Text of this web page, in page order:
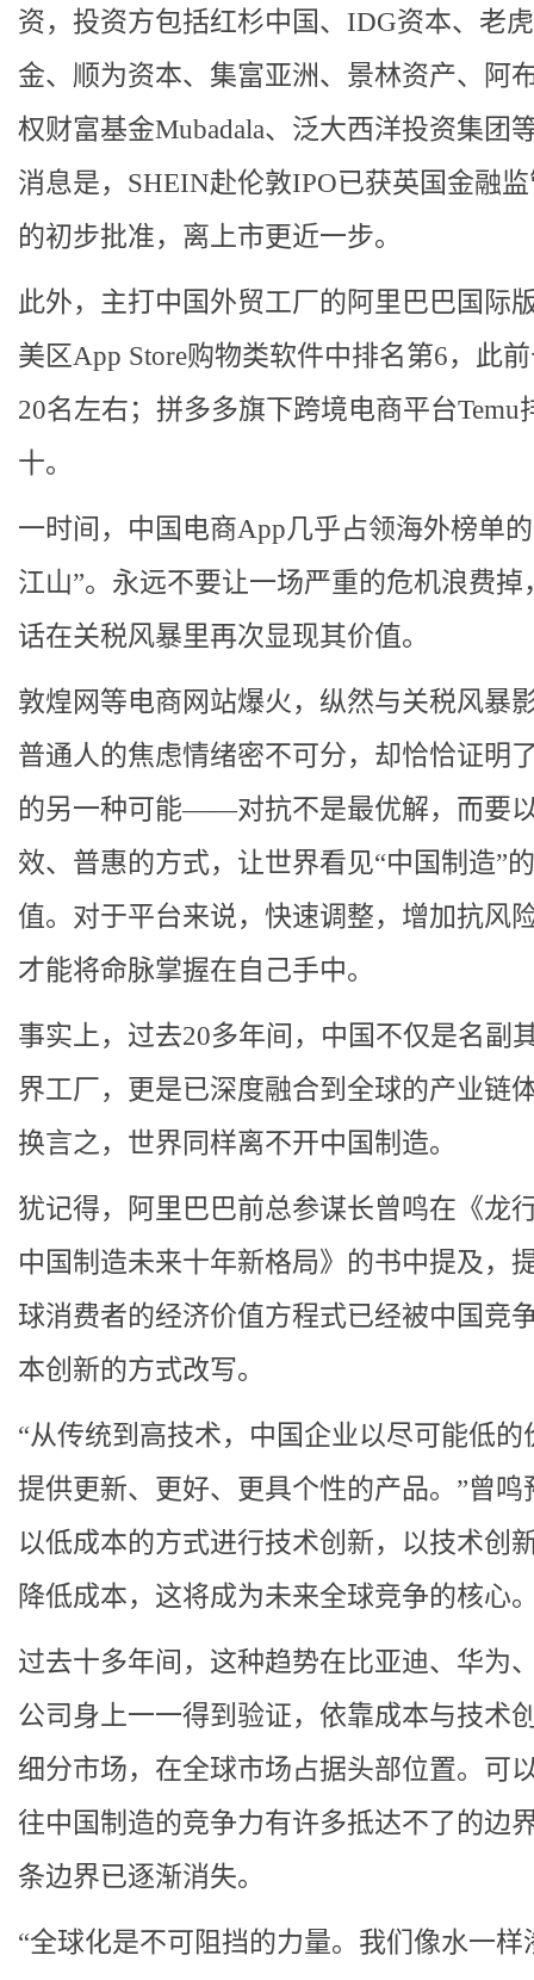
资，投资方包括红杉中国、IDG资本、老
金、顺为资本、集富亚洲、景林资产、阿
权财富基金Mubadala、泛大西洋投资集团
消息是，SHEIN赴伦敦IPO已获英国金融
的初步批准，离上市更近一步。
此外，主打中国外贸工厂的阿里巴巴国际
美区App Store购物类软件中排名第6，此
20名左右；拼多多旗下跨境电商平台Temu
十。
一时间，中国电商App几乎占领海外榜单
江山”。永远不要让一场严重的危机浪费掉
话在关税风暴里再次显现其价值。
敦煌网等电商网站爆火，纵然与关税风暴
普通人的焦虑情绪密不可分，却恰恰证明
的另一种可能——对抗不是最优解，而要
效、普惠的方式，让世界看见“中国制造”
值。对于平台来说，快速调整，增加抗风
才能将命脉掌握在自己手中。
事实上，过去20多年间，中国不仅是名副
界工厂，更是已深度融合到全球的产业链
换言之，世界同样离不开中国制造。
犹记得，阿里巴巴前总参谋长曾鸣在《龙
中国制造未来十年新格局》的书中提及，
球消费者的经济价值方程式已经被中国竞
本创新的方式改写。
“从传统到高技术，中国企业以尽可能低的
提供更新、更好、更具个性的产品。”曾鸣
以低成本的方式进行技术创新，以技术创
降低成本，这将成为未来全球竞争的核心
过去十多年间，这种趋势在比亚迪、华为
公司身上一一得到验证，依靠成本与技术
细分市场，在全球市场占据头部位置。可
往中国制造的竞争力有许多抵达不了的边
条边界已逐渐消失。
“全球化是不可阻挡的力量。我们像水一样